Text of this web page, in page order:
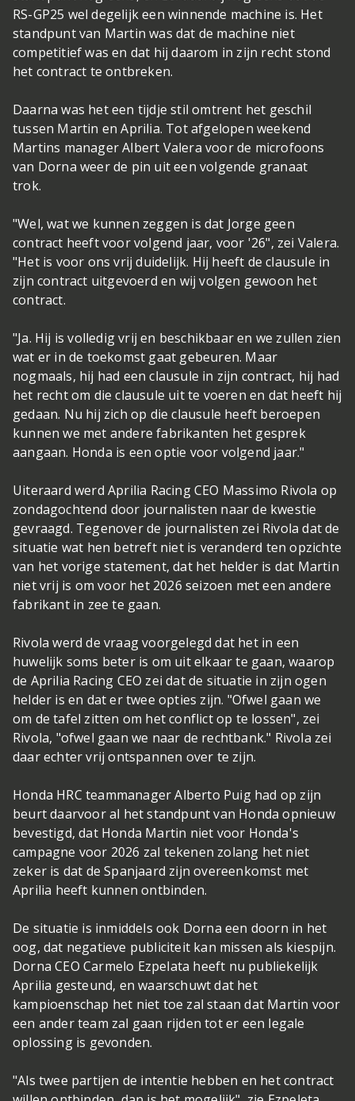
RS-GP25 wel degelijk een winnende machine is. Het
standpunt van Martin was dat de machine niet
competitief was en dat hij daarom in zijn recht stond
het contract te ontbreken.
Daarna was het een tijdje stil omtrent het geschil
tussen Martin en Aprilia. Tot afgelopen weekend
Martins manager Albert Valera voor de microfoons
van Dorna weer de pin uit een volgende granaat
trok.
"Wel, wat we kunnen zeggen is dat Jorge geen
contract heeft voor volgend jaar, voor '26", zei Valera.
"Het is voor ons vrij duidelijk. Hij heeft de clausule in
zijn contract uitgevoerd en wij volgen gewoon het
contract.
"Ja. Hij is volledig vrij en beschikbaar en we zullen zien
wat er in de toekomst gaat gebeuren. Maar
nogmaals, hij had een clausule in zijn contract, hij had
het recht om die clausule uit te voeren en dat heeft hij
gedaan. Nu hij zich op die clausule heeft beroepen
kunnen we met andere fabrikanten het gesprek
aangaan. Honda is een optie voor volgend jaar."
Uiteraard werd Aprilia Racing CEO Massimo Rivola op
zondagochtend door journalisten naar de kwestie
gevraagd. Tegenover de journalisten zei Rivola dat de
situatie wat hen betreft niet is veranderd ten opzichte
van het vorige statement, dat het helder is dat Martin
niet vrij is om voor het 2026 seizoen met een andere
fabrikant in zee te gaan.
Rivola werd de vraag voorgelegd dat het in een
huwelijk soms beter is om uit elkaar te gaan, waarop
de Aprilia Racing CEO zei dat de situatie in zijn ogen
helder is en dat er twee opties zijn. "Ofwel gaan we
om de tafel zitten om het conflict op te lossen", zei
Rivola, "ofwel gaan we naar de rechtbank." Rivola zei
daar echter vrij ontspannen over te zijn.
Honda HRC teammanager Alberto Puig had op zijn
beurt daarvoor al het standpunt van Honda opnieuw
bevestigd, dat Honda Martin niet voor Honda's
campagne voor 2026 zal tekenen zolang het niet
zeker is dat de Spanjaard zijn overeenkomst met
Aprilia heeft kunnen ontbinden.
De situatie is inmiddels ook Dorna een doorn in het
oog, dat negatieve publiciteit kan missen als kiespijn.
Dorna CEO Carmelo Ezpelata heeft nu publiekelijk
Aprilia gesteund, en waarschuwt dat het
kampioenschap het niet toe zal staan dat Martin voor
een ander team zal gaan rijden tot er een legale
oplossing is gevonden.
"Als twee partijen de intentie hebben en het contract